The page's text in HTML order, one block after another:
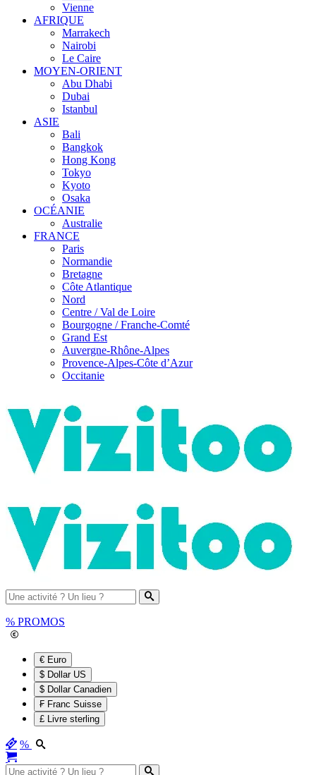
Vienne
AFRIQUE
Marrakech
Nairobi
Le Caire
MOYEN-ORIENT
Abu Dhabi
Dubai
Istanbul
ASIE
Bali
Bangkok
Hong Kong
Tokyo
Kyoto
Osaka
OCÉANIE
Australie
FRANCE
Paris
Normandie
Bretagne
Côte Atlantique
Nord
Centre / Val de Loire
Bourgogne / Franche-Comté
Grand Est
Auvergne-Rhône-Alpes
Provence-Alpes-Côte d’Azur
Occitanie
% PROMOS
€ Euro
$ Dollar US
$ Dollar Canadien
₣ Franc Suisse
£ Livre sterling
%